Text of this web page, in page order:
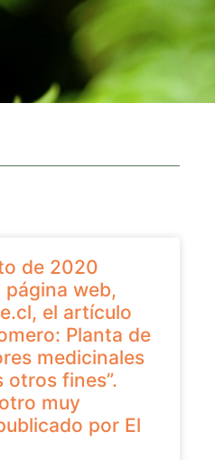
de 2020
página web,
el artículo
Planta de
medicinales
otros fines”.
muy
por El